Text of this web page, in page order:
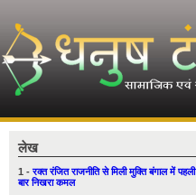
लेख
1 -रक्त रंजित राजनीति से मिली मुक्ति बंगाल में पहली
बार निखरा कमल